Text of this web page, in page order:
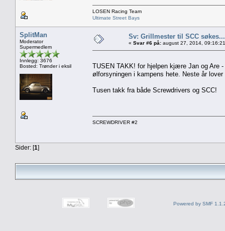
LOSEN Racing Team
Ultimate Street Bays
SplitMan
Moderator
Supermedlem
Innlegg: 3676
Bosted: Trønder i eksil
Sv: Grillmester til SCC søkes...
« Svar #6 på: august 27, 2014,
TUSEN TAKK! for hjelpen kjære Jan og Are
ølforsyningen i kampens hete. Neste år
Tusen takk fra både Screwdrivers og SCC!
SCREWDRIVER #2
Sider: [1]
Powered by SMF